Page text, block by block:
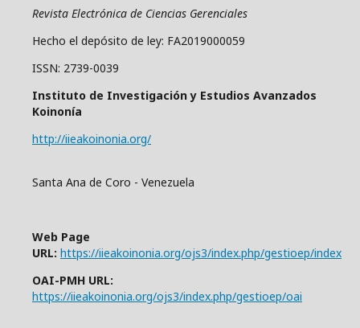
Revista Electrónica de Ciencias Gerenciales
Hecho el depósito de ley: FA2019000059
ISSN: 2739-0039
Instituto de Investigación y Estudios Avanzados
Koinonía
http://iieakoinonia.org/
Santa Ana de Coro - Venezuela
Web Page
URL: https://iieakoinonia.org/ojs3/index.php/gestioep/index
OAI-PMH URL:
https://iieakoinonia.org/ojs3/index.php/gestioep/oai